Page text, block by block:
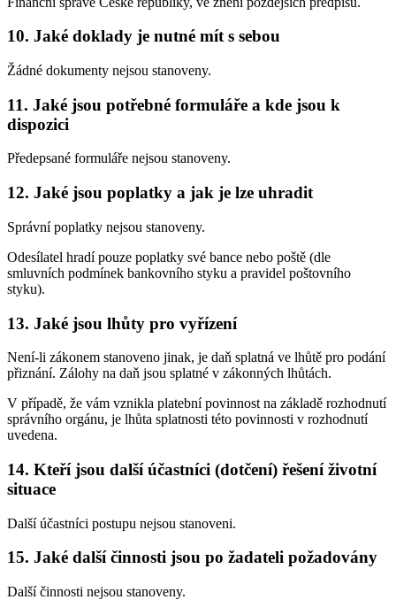
10. Jaké doklady je nutné mít s sebou
Žádné dokumenty nejsou stanoveny.
11. Jaké jsou potřebné formuláře a kde jsou k
dispozici
Předepsané formuláře nejsou stanoveny.
12. Jaké jsou poplatky a jak je lze uhradit
Správní poplatky nejsou stanoveny.
Odesílatel hradí pouze poplatky své bance nebo poště (dle
smluvních podmínek bankovního styku a pravidel poštovního
styku).
13. Jaké jsou lhůty pro vyřízení
Není-li zákonem stanoveno jinak, je daň splatná ve lhůtě pro podání
přiznání. Zálohy na daň jsou splatné v zákonných lhůtách.
V případě, že vám vznikla platební povinnost na základě rozhodnutí
správního orgánu, je lhůta splatnosti této povinnosti v rozhodnutí
uvedena.
14. Kteří jsou další účastníci (dotčení) řešení životní
situace
Další účastníci postupu nejsou stanoveni.
15. Jaké další činnosti jsou po žadateli požadovány
Další činnosti nejsou stanoveny.